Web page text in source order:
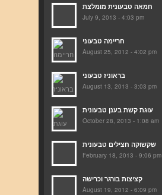
חמאה טבעונית מומלצת
July 9, 2013 - 4:03 pm
חריימה טבעוני
August 25, 2012 - 4:02 pm
בראוניז טבעוני
August 13, 2013 - 3:03 pm
עוגת קשת בענן טבעונית
October 28, 2013 - 1:08 am
שקשוקה חצילים טבעונית
February 18, 2013 - 9:06 pm
קציצות בורגר וכרישה
August 19, 2012 - 6:09 pm